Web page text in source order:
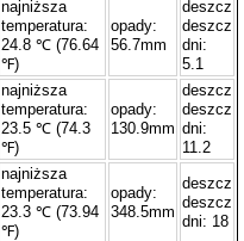
najniższa
temperatura:
24.8 ℃ (76.64
℉)
opady:
56.7mm
deszcz
deszcz
dni:
5.1
najniższa
temperatura:
23.5 ℃ (74.3
℉)
opady:
130.9mm
deszcz
deszcz
dni:
11.2
najniższa
temperatura:
23.3 ℃ (73.94
℉)
opady:
348.5mm
deszcz
deszcz
dni: 18